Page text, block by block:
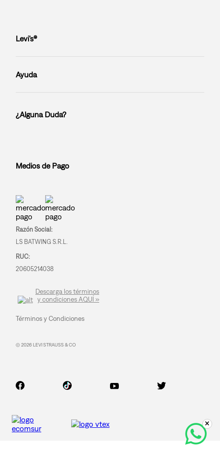
Levi’s®
Ayuda
¿Alguna Duda?
Medios de Pago
Razón Social:
LS BATWING S.R.L.
RUC:
20605214038
Descarga los términos
y condiciones AQUÍ »
Términos y Condiciones
© 2026 LEVI STRAUSS & CO